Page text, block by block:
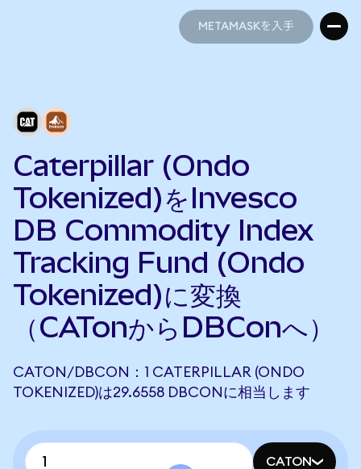
METAMASKを入手
Caterpillar (Ondo
Tokenized)をInvesco
DB Commodity Index
Tracking Fund (Ondo
Tokenized)に変換
（CATonからDBConへ）
CATON/DBCON：1 CATERPILLAR (ONDO
TOKENIZED)は29.6558 DBCONに相当します
CATON